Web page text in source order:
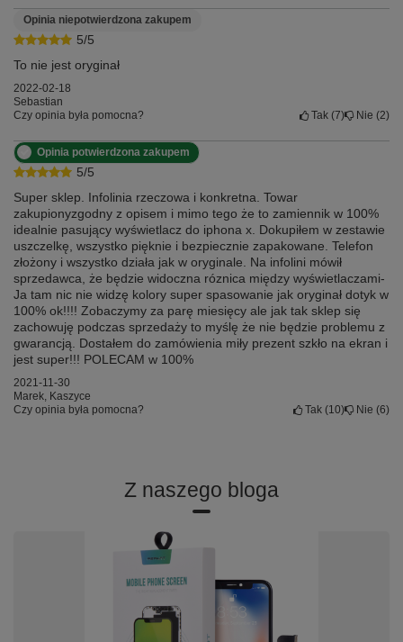
5/5
Opinia niepotwierdzona zakupem
To nie jest oryginał
2022-02-18
Sebastian
Czy opinia była pomocna?
Tak 7 Nie 2
5/5
Opinia potwierdzona zakupem
Super sklep. Infolinia rzeczowa i konkretna. Towar
zakupionyzgodny z opisem i mimo tego że to zamiennik w 100%
idealnie pasujący wyświetlacz do iphona x. Dokupiłem w zestawie
uszczelkę, wszystko pięknie i bezpiecznie zapakowane. Telefon
złożony i wszystko działa jak w oryginale. Na infolini mówił
sprzedawca, że będzie widoczna róznica między wyświetlaczami-
Ja tam nic nie widzę kolory super spasowanie jak oryginał dotyk w
100% ok!!!! Zobaczymy za parę miesięcy ale jak tak sklep się
zachowuję podczas sprzedaży to myślę że nie będzie problemu z
gwarancją. Dostałem do zamówienia miły prezent szkło na ekran i
jest super!!! POLECAM w 100%
2021-11-30
Marek, Kaszyce
Czy opinia była pomocna?
Tak 10 Nie 6
Z naszego bloga